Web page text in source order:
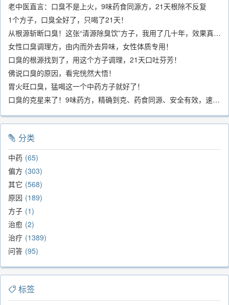
老中医直言：口臭不是上火，9味药食同源方，21天根除不反复
1个方子，口臭全好了，只喝了21天！
从根源斩断口臭！这张“清源除臭饮”方子，我用了几十年，效果真不错
女性口臭调理方，由内而外去异味，女性体质专用！
口臭的根源找到了，用这个方子调理，21天口吐芬芳！
佛说口臭的原因，看完恍然大悟！
胃火旺口臭，猛喝这一个中药方子就好了！
口臭的克星来了！9味药方，精确到克、药食同源、安全有效，速看！
分类
中药 65
偏方 303
其它 568
原因 189
方子 1
治愈 2
治疗 1389
问答 95
标签